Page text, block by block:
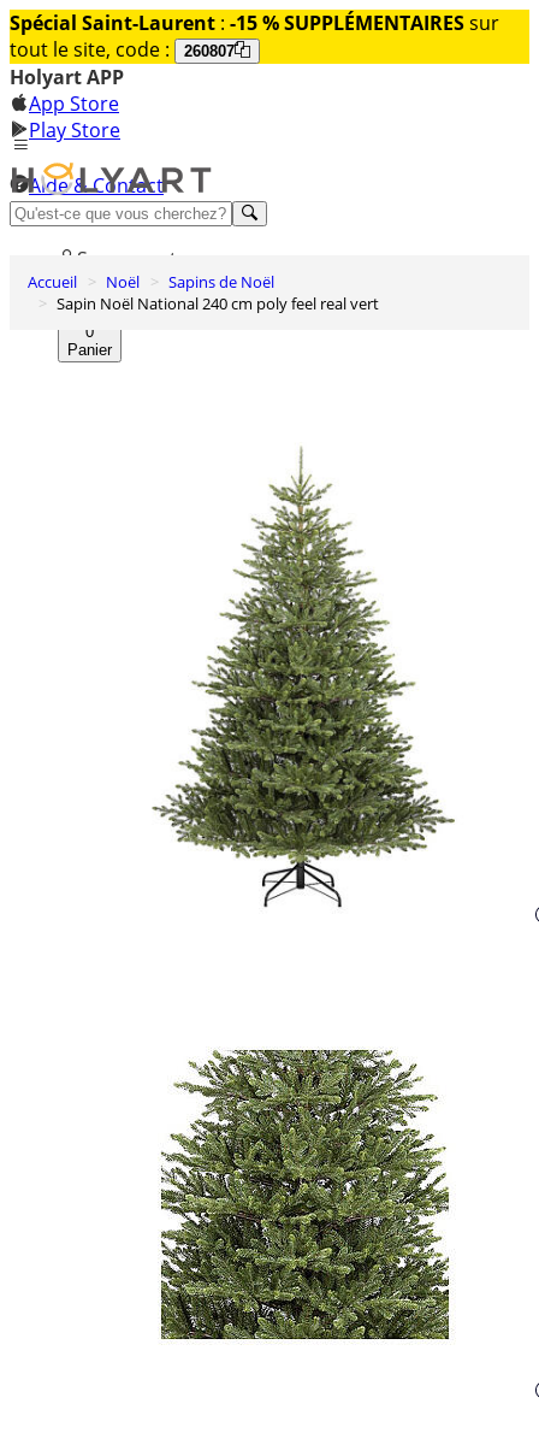
Spécial Saint-Laurent : -15 % SUPPLÉMENTAIRESsur
tout le site, code :
260807
Holyart APP
App Store
Play Store
Aide & Contact
Découvrez Premium
Se connecter
Liste des envies
0
Panier
Accueil Noël
Sapins de Noël
Sapin Noël National 240 cm poly feel real vert